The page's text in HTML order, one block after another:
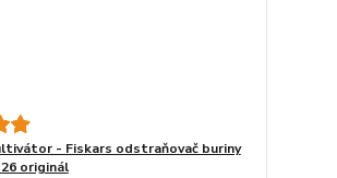
- Fiskars odstraňovač buriny
originál